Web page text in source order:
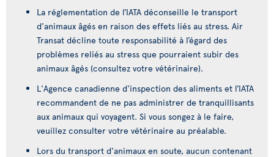
La réglementation de l’IATA déconseille le transport
d'animaux âgés en raison des effets liés au stress. Air
Transat décline toute responsabilité à l’égard des
problèmes reliés au stress que pourraient subir des
animaux âgés (consultez votre vétérinaire).
L'Agence canadienne d'inspection des aliments et l’IATA
recommandent de ne pas administrer de tranquillisants
aux animaux qui voyagent. Si vous songez à le faire,
veuillez consulter votre vétérinaire au préalable.
Lors du transport d'animaux en soute, aucun contenant